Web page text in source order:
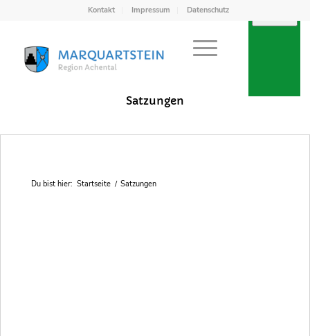
Kontakt Impressum Datenschutz
Du bist hier: Startseite / Satzungen
Satzungen